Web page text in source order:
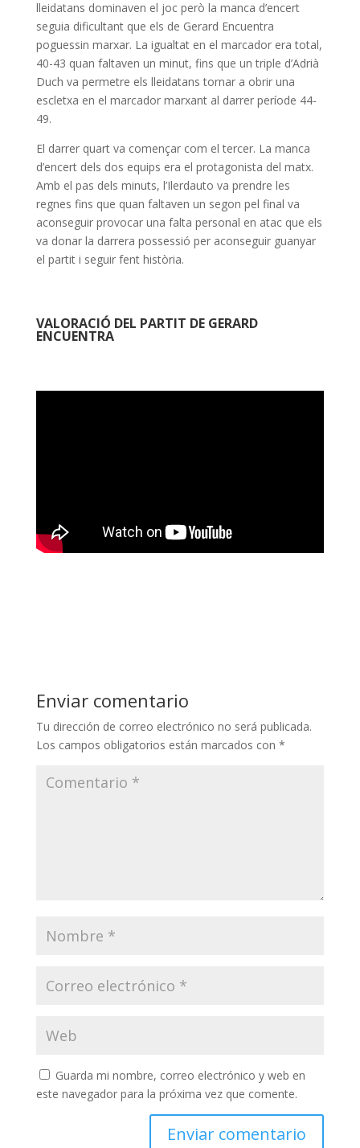
lleidatans dominaven el joc però la manca d’encert
seguia dificultant que els de Gerard Encuentra
poguessin marxar. La igualtat en el marcador era total,
40-43 quan faltaven un minut, fins que un triple d’Adrià
Duch va permetre els lleidatans tornar a obrir una
escletxa en el marcador marxant al darrer període 44-
49.
El darrer quart va començar com el tercer. La manca
d’encert dels dos equips era el protagonista del matx.
Amb el pas dels minuts, l’Ilerdauto va prendre les
regnes fins que quan faltaven un segon pel final va
aconseguir provocar una falta personal en atac que els
va donar la darrera possessió per aconseguir guanyar
el partit i seguir fent història.
VALORACIÓ DEL PARTIT DE GERARD
ENCUENTRA
Enviar comentario
Tu dirección de correo electrónico no será publicada.
Los campos obligatorios están marcados con *
Guarda mi nombre, correo electrónico y web en
este navegador para la próxima vez que comente.